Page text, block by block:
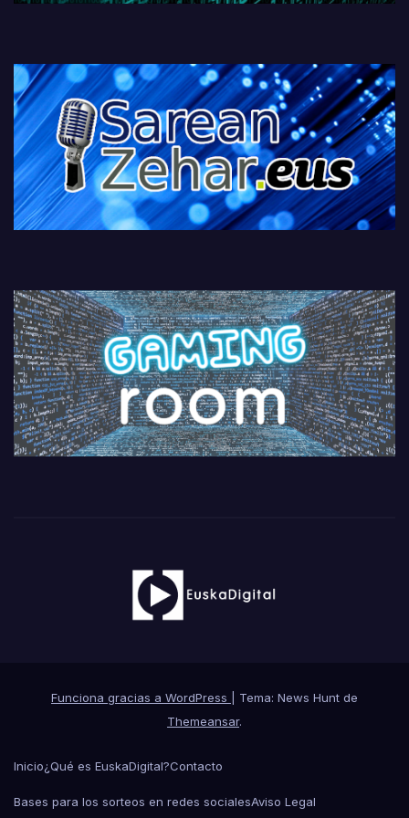
Funciona gracias a WordPress
Tema: News Hunt de
Themeansar.
Inicio¿Qué es EuskaDigital?Contacto
Bases para los sorteos en redes socialesAviso Legal